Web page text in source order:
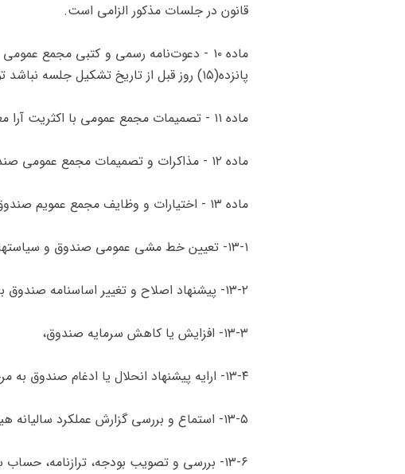
‌قانون در جلسات مذکور الزامی است.
‌ماده ۱۰ - دعوت‌نامه رسمی و کتبی مجمع
پانزده(۱۵) روز قبل از تاریخ تشکیل جلسه نباشد توسط مدیر عامل برای صاحبان سهام ارسال می‌شود.
‌ماده ۱۱ - تصمیمات مجمع عمومی با اکثریت آرا معتبر است.
‌ماده ۱۲ - مذاکرات و تصمیمات مجمع عمومی صندوق در صورت‌جلسه‌ای به امضای اعضای مجمع می‌رسد.
‌ماده ۱۳ - اختیارات و وظایف مجمع عمویم صندوق با رعایت قوانین و مقررات مربوط عبارت است از:
۱۳-۱- تعیین خط مشی عمومی صندوق و سیاستهای کلی آن و اعمال نظارت عالیه بر فعالیت‌های صندوق،
۱۳-۲- پیشنهاد اصلاح و تغییر اساسنامه صندوق به هیأت وزیران برابر قوانین و مقررات مربوط،
۱۳-۳- افزایش یا کاهش سرمایه صندوق،
۱۳-۴- ارایه پیشنهاد انحلال یا ادغام صندوق به مرجع صلاحیتدار،
۱۳-۵- استماع و بررسی گزارش عملکرد سالیانه هیأت مدیره و بازرس (‌یا بازرسان) قانونی و اخذ تصمیمات مقتضی،
۱۳-۶- بررسی و تصویب بودجه، ترازنامه، حساب سود و زیان و صورتهای مالی و نحوه تقسیم سود و اندوخته‌های صندوق،